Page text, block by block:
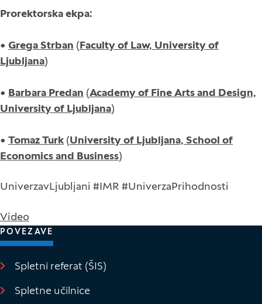
Prorektorska ekpa:
• Grega Strban ( Faculty of Law, University of
Ljubljana)
• Barbara Predan (Academy of Fine Arts and Design,
University of Ljubljana)
• Tomaz Turk (University of Ljubljana, School of
Economics and Business)
UniverzavLjubljani #IMR #UniverzaPrihodnosti
Video
POVEZAVE
Spletni referat (ŠIS)
Spletne učilnice